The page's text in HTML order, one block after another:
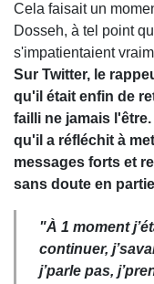
Cela faisait un
Dosseh, à tel point
s'impatientaient
Sur Twitter, le
qu'il était enfin de
failli ne jamais
qu'il a réfléchit à
messages forts et
sans doute en
"À 1 moment
continuer,
j’parle pas,